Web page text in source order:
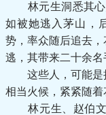
林元生洞悉其心
如被她逃入茅山，
势，率众随后追去
逃，其带来二十余名
这些人，可能是
相当火候，紧紧随着
林元生、赵伯文